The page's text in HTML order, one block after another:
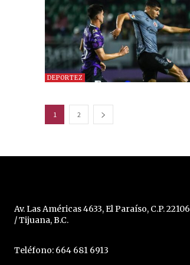
DEPORTEZ
1 2
Av. Las Américas 4633, El Paraíso, C.P. 22106
/ Tijuana, B.C.
Teléfono: 664 681 6913